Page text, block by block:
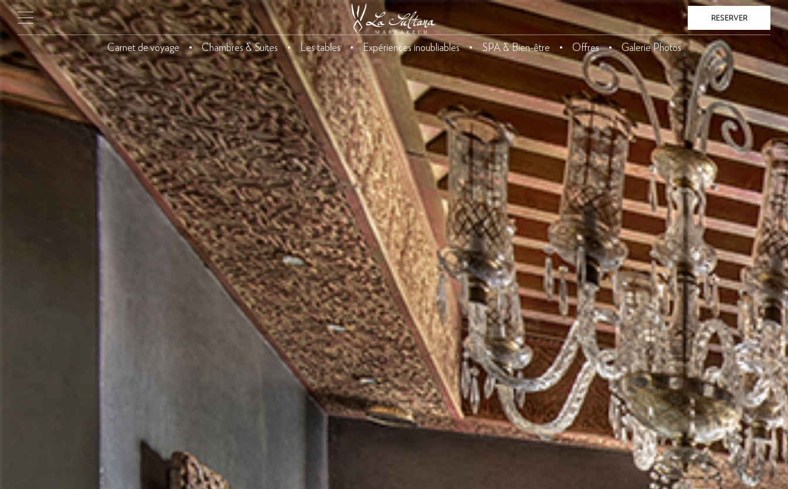
RESERVER
Carnet de voyage Chambres & Suites Les tables Expériences inoubliables SPA & Bien-être Offres Galerie Photos